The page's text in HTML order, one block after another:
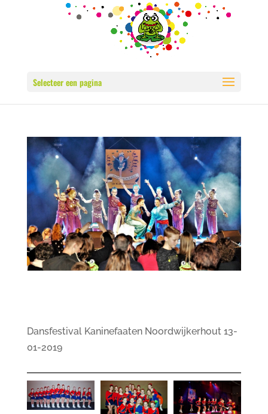
Selecteer een pagina
Dansfestival Kaninefaaten Noordwijkerhout 13-
01-2019